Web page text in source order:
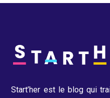
Start’her est le blog qui